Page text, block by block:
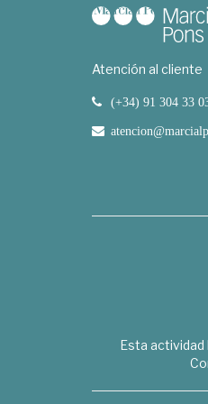
Atención al cliente
(+34) 91 304 33
Esta actividad